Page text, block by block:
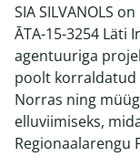
SIA SILVANOLS
ĀTA-15-3254 Läti
agentuuriga
poolt korraldatud
Norras ning
elluviimiseks,
Regionaalarengu